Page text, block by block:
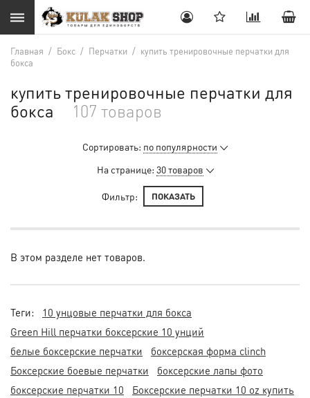
Главная / Бокс / Перчатки / купить тренировочные перчатки для
бокса
купить тренировочные перчатки для
бокса
107 товаров
Сортировать: по популярности
На странице: 30 товаров
Фильтр: ПОКАЗАТЬ
В этом разделе нет товаров.
Теги:
10 унцовые перчатки для бокса
Green Hill перчатки боксерские 10 унций
белые боксерские перчатки
боксерская форма clinch
Боксерские боевые перчатки
боксерские лапы фото
боксерские перчатки 10
Боксерские перчатки 10 oz купить